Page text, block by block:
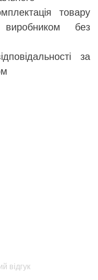
товару
без
за
відгук